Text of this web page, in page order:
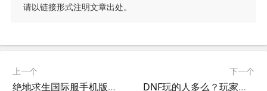
请以链接形式注明文章出处。
上一个
绝地求生国际服手机版地铁逃生玩法解析-绝地求生国际服手机版地铁逃生攻略与技巧
下一个
DNF玩的人多么？玩家数量大揭秘-DNF玩家数量分析与游戏热度调查